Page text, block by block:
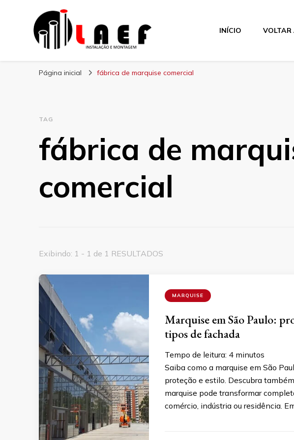
Laef
INÍCIO VOLTAR
Página inicial fábrica de marquise comercial
TAG
fábrica de
comercial
Exibindo: 1 - 1 de 1 RESULTADOS
MARQUISE
Marquise em São Paulo:
tipos de fachada
Tempo de leitura: 4 minutos
Saiba como a marquise em São
proteção e estilo. Descubra
marquise pode transformar
comércio, indústria ou residência.